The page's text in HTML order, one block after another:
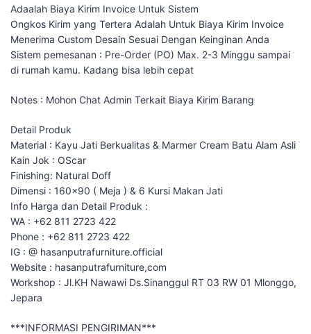
Adaalah Biaya Kirim Invoice Untuk Sistem
Ongkos Kirim yang Tertera Adalah Untuk Biaya Kirim Invoice
Menerima Custom Desain Sesuai Dengan Keinginan Anda
Sistem pemesanan : Pre-Order (PO) Max. 2-3 Minggu sampai
di rumah kamu. Kadang bisa lebih cepat
Notes : Mohon Chat Admin Terkait Biaya Kirim Barang
Detail Produk
Material : Kayu Jati Berkualitas & Marmer Cream Batu Alam Asli
Kain Jok : OScar
Finishing: Natural Doff
Dimensi : 160×90 ( Meja ) & 6 Kursi Makan Jati
Info Harga dan Detail Produk :
WA : +62 811 2723 422
Phone : +62 811 2723 422
IG : @ hasanputrafurniture.official
Website : hasanputrafurniture,com
Workshop : Jl.KH Nawawi Ds.Sinanggul RT 03 RW 01 Mlonggo,
Jepara
***INFORMASI PENGIRIMAN***